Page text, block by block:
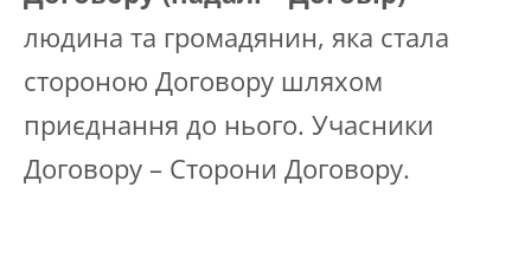
людина та громадянин, яка стала
стороною Договору шляхом
приєднання до нього. Учасники
Договору – Сторони Договору.